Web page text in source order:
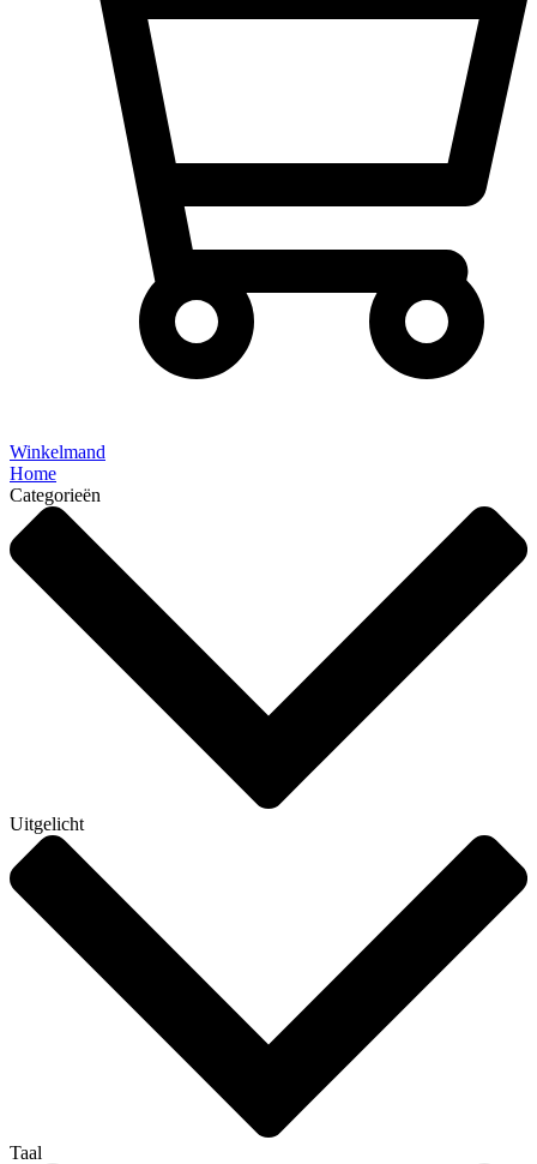
Winkelmand
Home
Categorieën
Uitgelicht
Taal